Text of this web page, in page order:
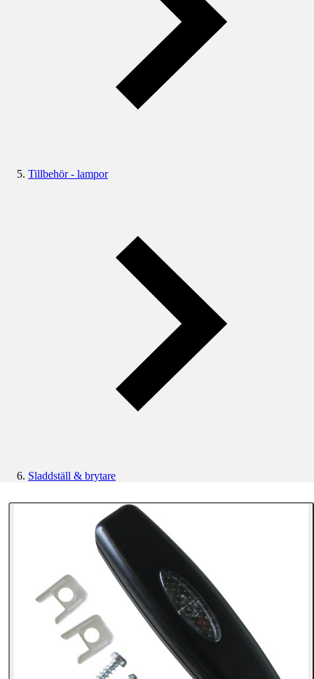
Tillbehör - lampor
Sladdställ & brytare